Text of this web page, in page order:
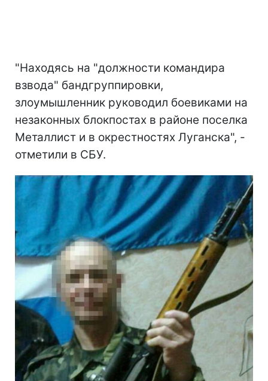
"Находясь на "должности командира
взвода" бандгруппировки,
злоумышленник руководил боевиками на
незаконных блокпостах в районе поселка
Металлист и в окрестностях Луганска", -
отметили в СБУ.